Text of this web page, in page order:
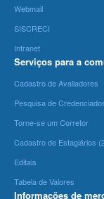
Webmail
SISCRECI
Intranet
Serviços para a
Cadastro de Avaliadores
Pesquisa de
Torne-se um Corretor
Cadastro de Estagiários
Editais
Tabela de Valores
Informações de